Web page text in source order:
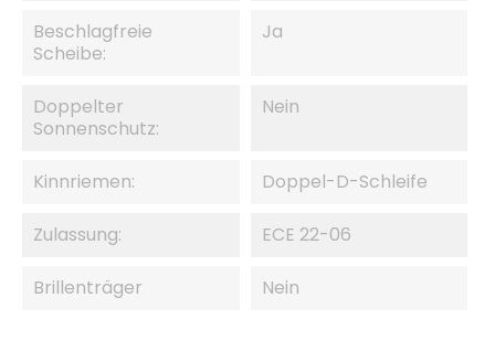
Beschlagfreie
Scheibe:
Ja
Doppelter
Sonnenschutz:
Nein
Kinnriemen: Doppel-D-Schleife
Zulassung: ECE 22-06
Brillenträger Nein